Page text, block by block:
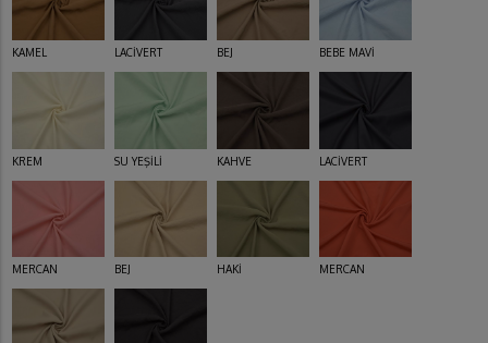
KAMEL LACİVERT BEJ BEBE MAVİ
KREM SU YEŞİLİ KAHVE LACİVERT
MERCAN BEJ HAKİ MERCAN